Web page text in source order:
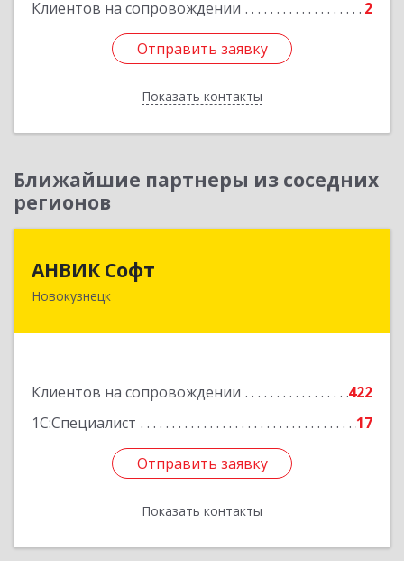
Клиентов на сопровождении 2
Отправить заявку
Показать контакты
Подробнее
Отправить заявку
Назад
Ближайшие партнеры из соседних
регионов
АНВИК Софт
Новокузнецк
Клиентов на сопровождении
422
1С:Специалист
17
Отправить заявку
Показать контакты
654079, Кемеровская область - Кузбасс,
Отправить заявку
Назад